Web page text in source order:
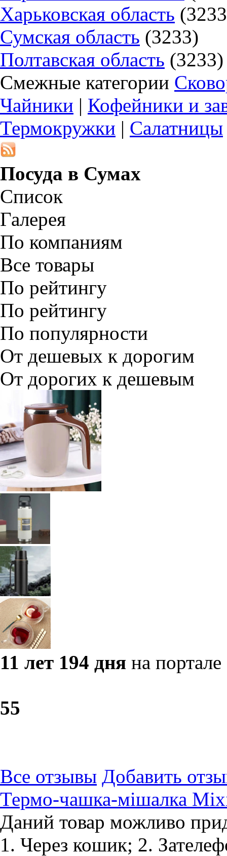
Харьковская область
Сумская область (3233)
Полтавская область (3233)
Смежные категории
Чайники | Кофейники и
Термокружки | Салатницы
Посуда в Сумах
Список
Галерея
По компаниям
Все товары
По рейтингу
По рейтингу
По популярности
От дешевых к дорогим
От дорогих к дешевым
11 лет 194 дня на портале
55
Все отзывы Добавить
Термо-чашка-мішалка
Даний товар можливо
1. Через кошик; 2.